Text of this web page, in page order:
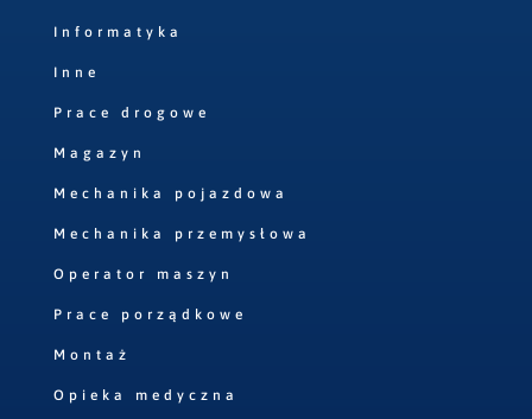
Informatyka
Inne
Prace drogowe
Magazyn
Mechanika pojazdowa
Mechanika przemysłowa
Operator maszyn
Prace porządkowe
Montaż
Opieka medyczna